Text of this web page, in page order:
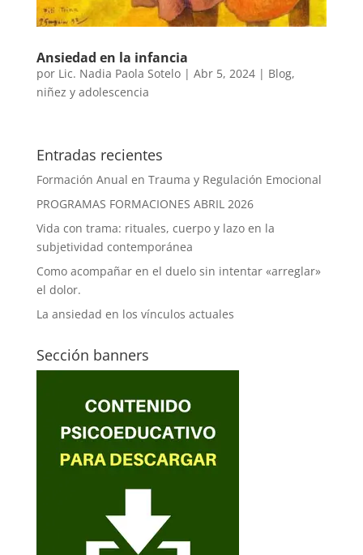
Ansiedad en la infancia
por Lic. Nadia Paola Sotelo| Abr 5, 2024| Blog,
niñez y adolescencia
Entradas recientes
Formación Anual en Trauma y Regulación Emocional
PROGRAMAS FORMACIONES ABRIL 2026
Vida con trama: rituales, cuerpo y lazo en la
subjetividad contemporánea
Como acompañar en el duelo sin intentar «arreglar»
el dolor.
La ansiedad en los vínculos actuales
Sección banners